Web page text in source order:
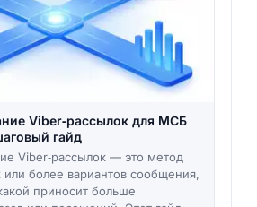
Viber‑рассылок для МСБ
гайд
Viber‑рассылок — это метод
или более вариантов сообщения,
приносит больше